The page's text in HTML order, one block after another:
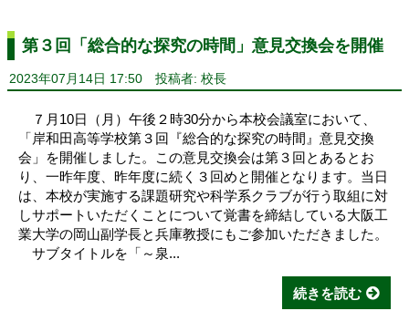
第３回「総合的な探究の時間」意見交換会を開催
2023年07月14日 17:50 投稿者: 校長
７月10日（月）午後２時30分から本校会議室において、
「岸和田高等学校第３回『総合的な探究の時間』意見交換
会」を開催しました。この意見交換会は第３回とあるとお
り、一昨年度、昨年度に続く３回めと開催となります。当日
は、本校が実施する課題研究や科学系クラブが行う取組に対
しサポートいただくことについて覚書を締結している大阪工
業大学の岡山副学長と兵庫教授にもご参加いただきました。
サブタイトルを「～泉...
続きを読む